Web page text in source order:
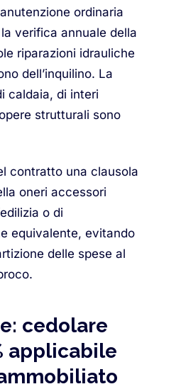
ordinaria
verifica annuale della
riparazioni idrauliche
dell’inquilino. La
caldaia, di interi
strutturali sono
contratto una clausola
oneri accessori
o di
equivalente, evitando
delle spese al
cedolare
applicabile